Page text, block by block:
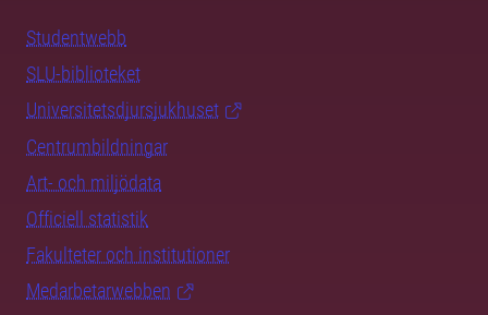
Studentwebb
SLU-biblioteket
Universitetsdjursjukhuset
Centrumbildningar
Art- och miljödata
Officiell statistik
Fakulteter och institutioner
Medarbetarwebben